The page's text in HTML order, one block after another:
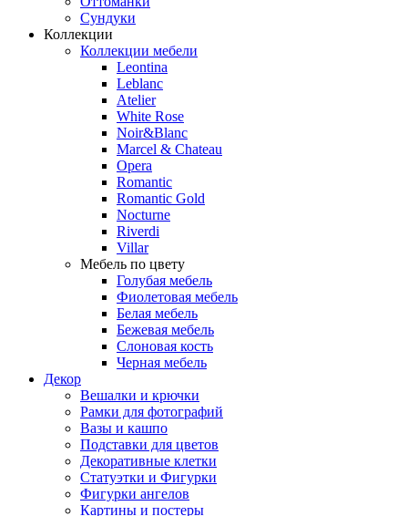
Сундуки
Коллекции
Коллекции мебели
Leontina
Leblanc
Аtelier
White Rose
Noir&Blanc
Marcel & Chateau
Opera
Romantic
Romantic Gold
Nocturne
Riverdi
Villar
Мебель по цвету
Голубая мебель
Фиолетовая мебель
Белая мебель
Бежевая мебель
Слоновая кость
Черная мебель
Декор
Вешалки и крючки
Рамки для фотографий
Вазы и кашпо
Подставки для цветов
Декоративные клетки
Статуэтки и Фигурки
Фигурки ангелов
Картины и постеры